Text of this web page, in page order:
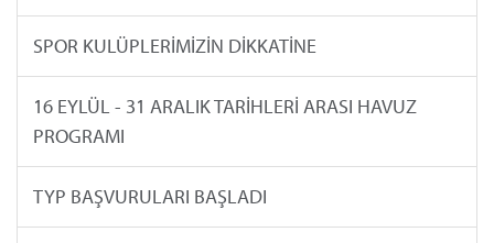
SPOR KULÜPLERİMİZİN DİKKATİNE
16 EYLÜL - 31 ARALIK TARİHLERİ ARASI HAVUZ
PROGRAMI
TYP BAŞVURULARI BAŞLADI